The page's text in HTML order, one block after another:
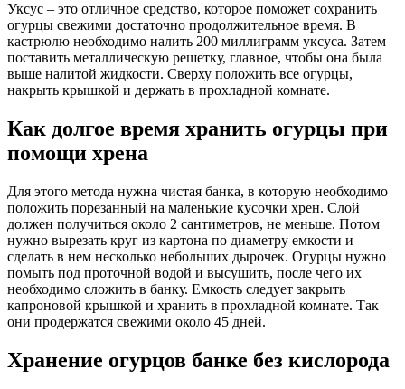
Уксус – это отличное средство, которое поможет сохранить
огурцы свежими достаточно продолжительное время. В
кастрюлю необходимо налить 200 миллиграмм уксуса. Затем
поставить металлическую решетку, главное, чтобы она была
выше налитой жидкости. Сверху положить все огурцы,
накрыть крышкой и держать в прохладной комнате.
Как долгое время хранить огурцы при
помощи хрена
Для этого метода нужна чистая банка, в которую необходимо
положить порезанный на маленькие кусочки хрен. Слой
должен получиться около 2 сантиметров, не меньше. Потом
нужно вырезать круг из картона по диаметру емкости и
сделать в нем несколько небольших дырочек. Огурцы нужно
помыть под проточной водой и высушить, после чего их
необходимо сложить в банку. Емкость следует закрыть
капроновой крышкой и хранить в прохладной комнате. Так
они продержатся свежими около 45 дней.
Хранение огурцов банке без кислорода